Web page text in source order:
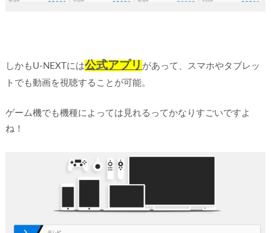
しかもU-NEXTには公式アプリ があって、スマホやタブレッ
トでも動画を視聴することが可能。
ゲーム機でも機種によっては見れるってかなりすごいですよ
ね！